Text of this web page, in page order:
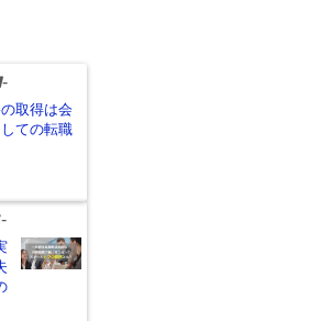
-
取得は会
ての転職
-